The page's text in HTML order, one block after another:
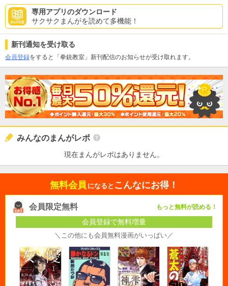
専用アプリのダウンロード
サクサクまんがを読めて多機能！
新刊通知を受け取る
会員登録をすると「拳銃教室」新刊配信のお知らせが受け取れます。
みんなのまんがレポ
現在まんがレポはありません。
無料会員 になると こんなにお得！
会員限定無料 もっと無料が読める！
会員登録で無料増量
＼この他にも会員無料漫画がいっぱい／